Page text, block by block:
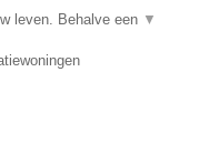
leven. Behalve een ▼